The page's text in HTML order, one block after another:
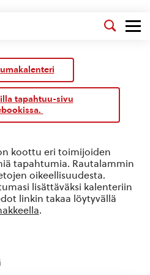
tapahtuu-sivu
koottu eri toimijoiden
tapahtumia. Rautalammin
oikeellisuudesta.
lisättäväksi kalenteriin
linkin takaa löytyvällä
.